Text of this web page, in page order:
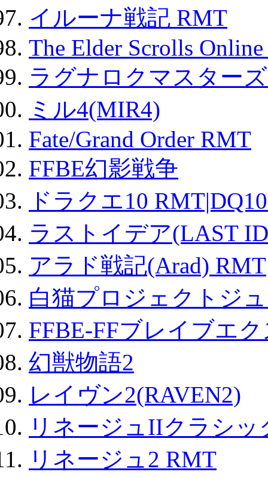
イルーナ戦記 RMT
The Elder Scrolls
ラグナロクマスター
ミル4(MIR4)
Fate/Grand Order RMT
FFBE幻影戦争
ドラクエ10
ラストイデア(LAST
アラド戦記(Arad) RMT
白猫プロジェクトジ
FFBE-FFブレイブエ
幻獣物語2
レイヴン2(RAVEN2)
リネージュIIクラシ
リネージュ2 RMT